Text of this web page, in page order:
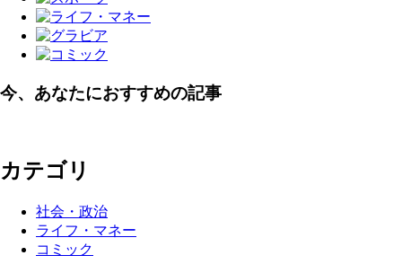
今、あなたにおすすめの記事
カテゴリ
社会・政治
ライフ・マネー
コミック